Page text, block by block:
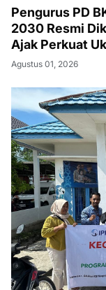
Pengurus PD
2030 Resmi
Ajak Perkuat
Agustus 01, 2026